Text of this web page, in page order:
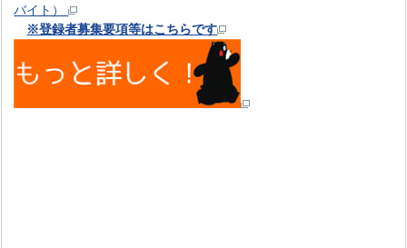
バイト）
※登録者募集要項等はこちらです